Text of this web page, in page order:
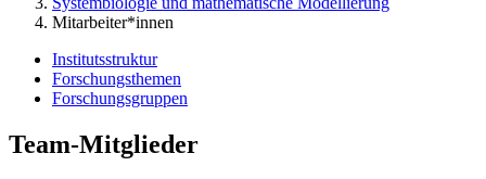
Mitarbeiter*innen
Institutsstruktur
Forschungsthemen
Forschungsgruppen
Team-Mitglieder